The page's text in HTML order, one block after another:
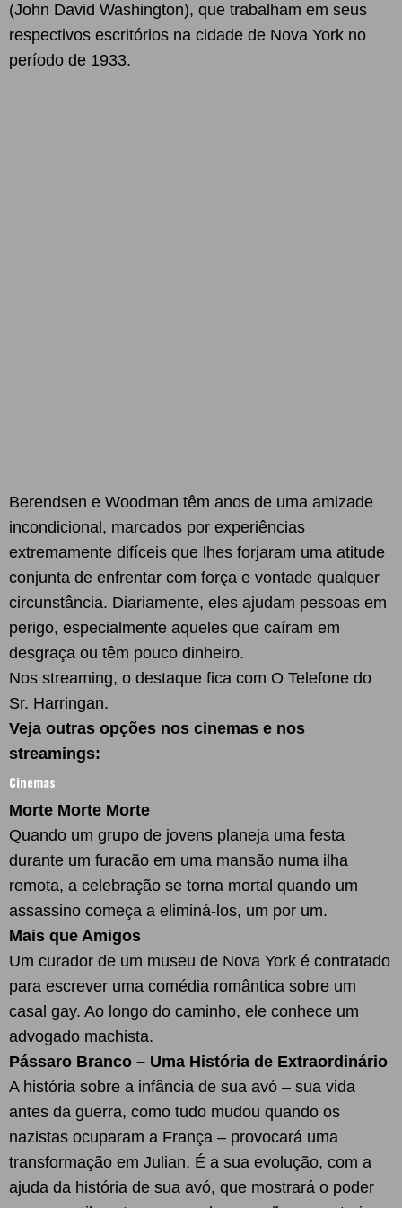
(John David Washington), que trabalham em seus
respectivos escritórios na cidade de Nova York no
período de 1933.
Berendsen e Woodman têm anos de uma amizade
incondicional, marcados por experiências
extremamente difíceis que lhes forjaram uma atitude
conjunta de enfrentar com força e vontade qualquer
circunstância. Diariamente, eles ajudam pessoas em
perigo, especialmente aqueles que caíram em
desgraça ou têm pouco dinheiro.
Nos streaming, o destaque fica com O Telefone do
Sr. Harringan.
Veja outras opções nos cinemas e nos
streamings:
Cinemas
Morte Morte Morte
Quando um grupo de jovens planeja uma festa
durante um furacão em uma mansão numa ilha
remota, a celebração se torna mortal quando um
assassino começa a eliminá-los, um por um.
Mais que Amigos
Um curador de um museu de Nova York é contratado
para escrever uma comédia romântica sobre um
casal gay. Ao longo do caminho, ele conhece um
advogado machista.
Pássaro Branco – Uma História de Extraordinário
A história sobre a infância de sua avó – sua vida
antes da guerra, como tudo mudou quando os
nazistas ocuparam a França – provocará uma
transformação em Julian. É a sua evolução, com a
ajuda da história de sua avó, que mostrará o poder